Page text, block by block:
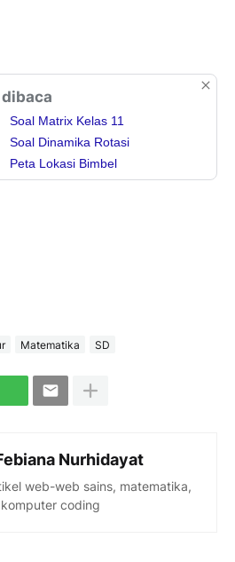
Soal Matrix Kelas 11
Soal Dinamika Rotasi
Peta Lokasi Bimbel
Matematika SD
Nurhidayat
web-web sains, matematika,
coding